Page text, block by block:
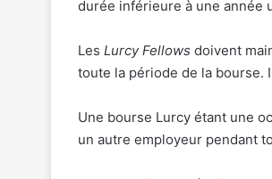
durée inférieure à une année
Les Lurcy Fellows doivent
toute la période de la bourse.
Une bourse Lurcy étant une
un autre employeur pendant